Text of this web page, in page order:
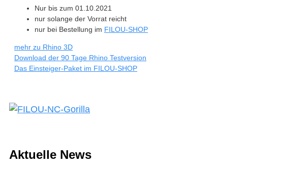
Nur bis zum 01.10.2021
nur solange der Vorrat reicht
nur bei Bestellung im FILOU-SHOP
mehr zu Rhino 3D
Download der 90 Tage Rhino Testversion
Das Einsteiger-Paket im FILOU-SHOP
Aktuelle News